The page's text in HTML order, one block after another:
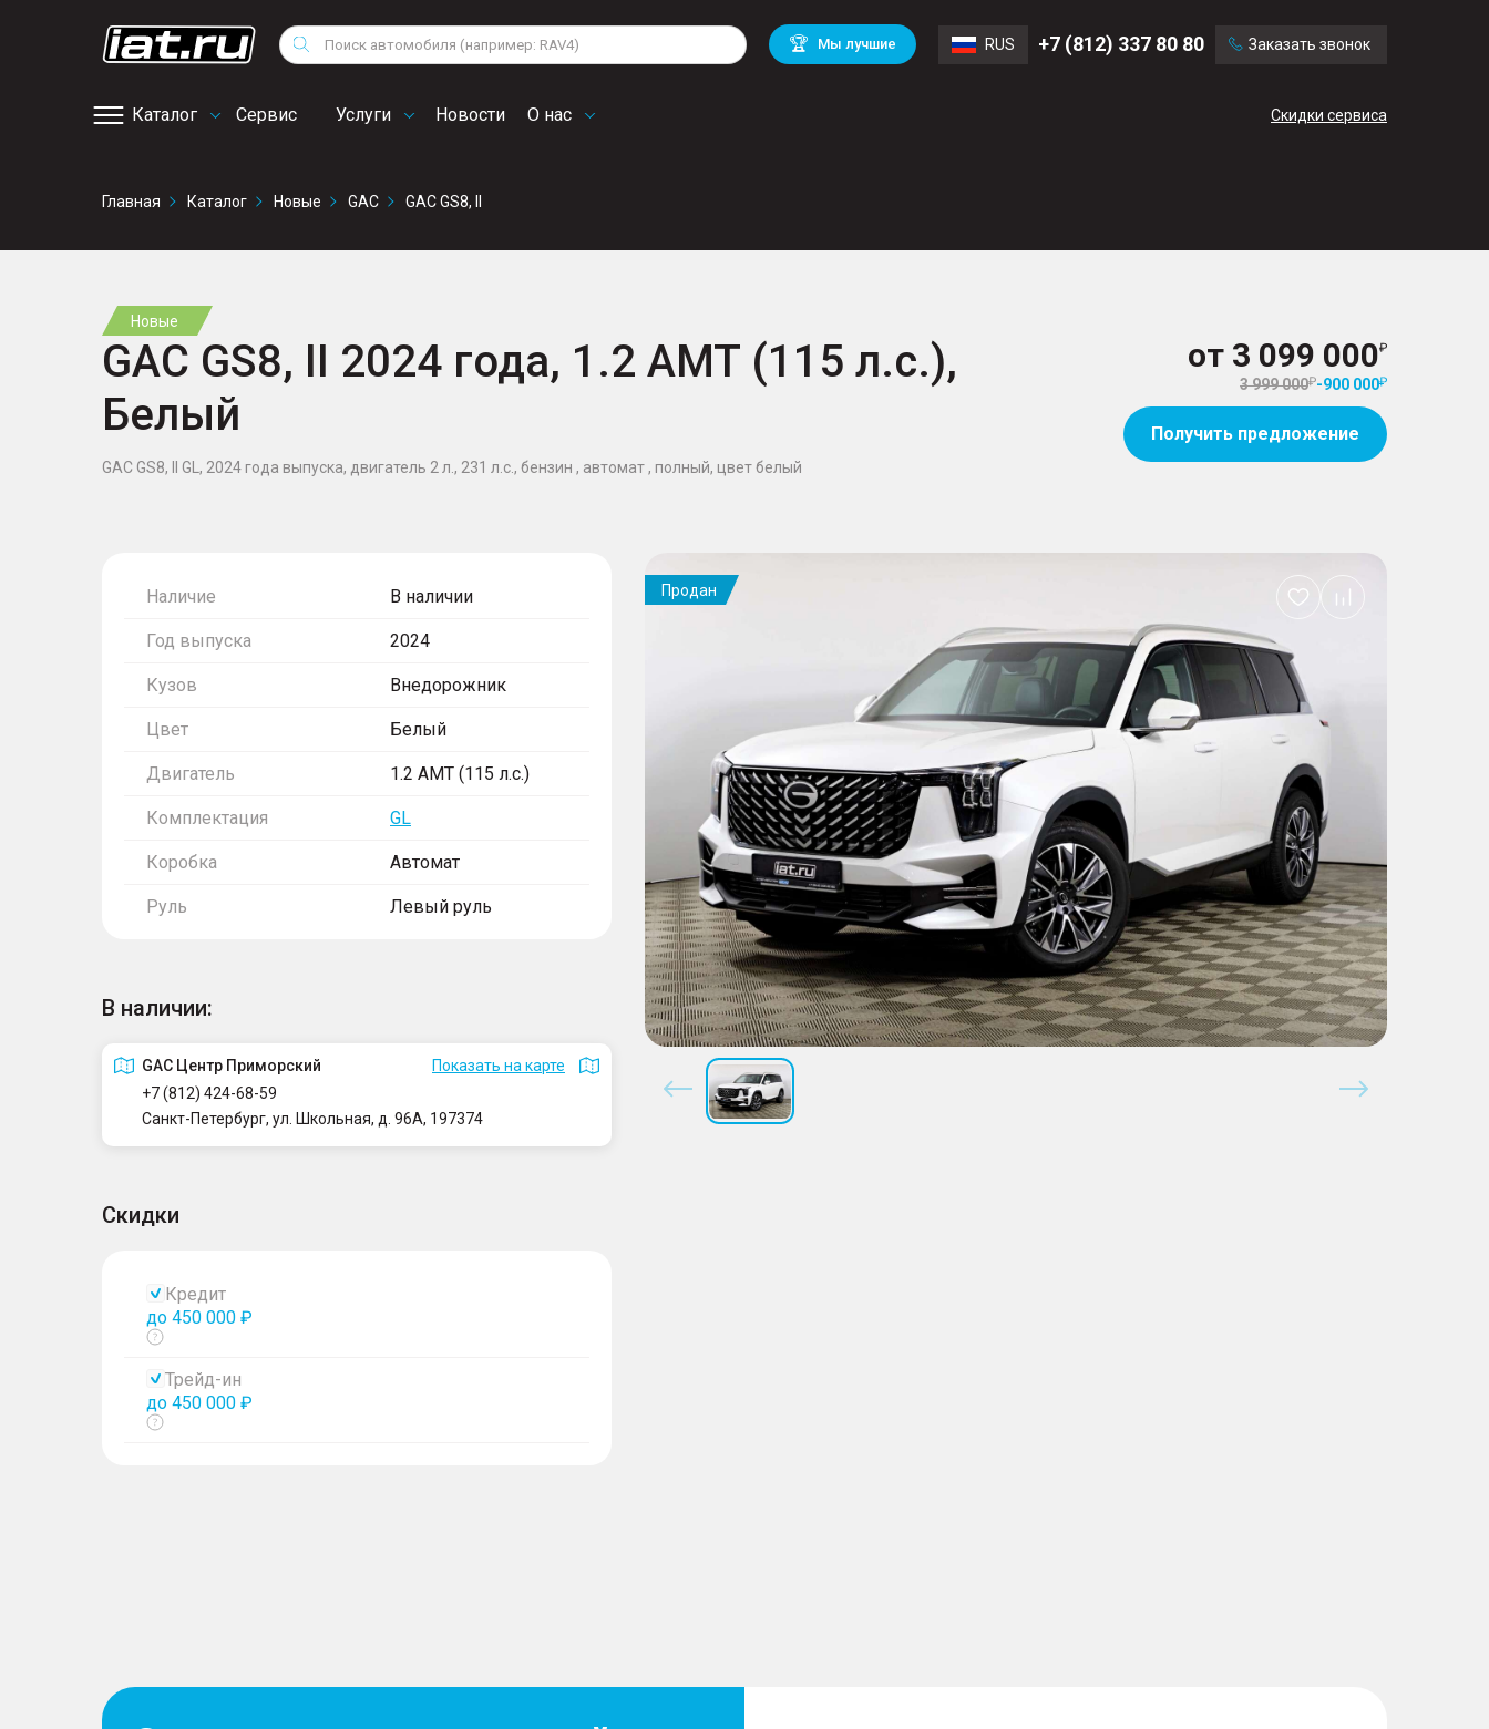
Поиск 🏆 Мы лучшие RUS +7 (812) 337 80 80 Заказать звонок
Каталог Сервис
сервис
Услуги Новости О нас Скидки сервиса
Снегоходы
Квадроциклы
Volkswagen
Mitsubishi BMW
Audi
Chevrolet Mercedes Benz
Главная Каталог Новые GAC GAC GS8, II
Новые
GAC GS8, II 2024 года, 1.2 AMT (115 л.с.),
Белый
GAC GS8, II GL, 2024 года выпуска, двигатель 2 л., 231 л.с., бензин , автомат , полный, цвет белый
от 3 099 000
3 999 000 -900 000
Получить предложение
Наличие В наличии
Год выпуска 2024
Кузов Внедорожник
Цвет Белый
Двигатель 1.2 AMT (115 л.с.)
Комплектация GL
Коробка Автомат
Руль Левый руль
В наличии:
GAC Центр Приморский
Показать на карте
+7 (812) 424-68-59
Санкт-Петербург, ул. Школьная, д. 96А, 197374
Скидки
Кредит
до 450 000 ₽
Показать
Трейд-ин
до 450 000 ₽
Показать
Продан
Добавить